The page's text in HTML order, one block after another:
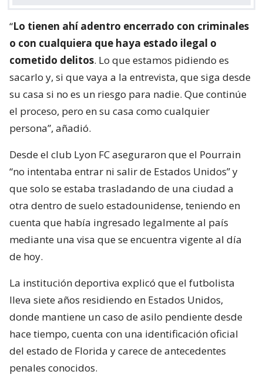
“Lo tienen ahí adentro encerrado con criminales
o con cualquiera que haya estado ilegal o
cometido delitos. Lo que estamos pidiendo es
sacarlo y, si que vaya a la entrevista, que siga desde
su casa si no es un riesgo para nadie. Que continúe
el proceso, pero en su casa como cualquier
persona”, añadió.
Desde el club Lyon FC aseguraron que el Pourrain
“no intentaba entrar ni salir de Estados Unidos” y
que solo se estaba trasladando de una ciudad a
otra dentro de suelo estadounidense, teniendo en
cuenta que había ingresado legalmente al país
mediante una visa que se encuentra vigente al día
de hoy.
La institución deportiva explicó que el futbolista
lleva siete años residiendo en Estados Unidos,
donde mantiene un caso de asilo pendiente desde
hace tiempo, cuenta con una identificación oficial
del estado de Florida y carece de antecedentes
penales conocidos.